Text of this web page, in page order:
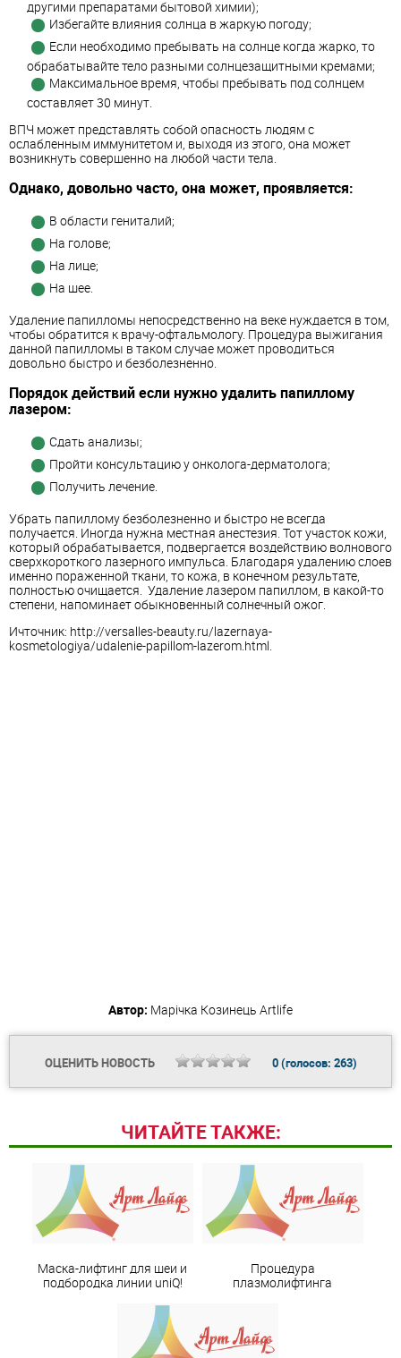
другими препаратами бытовой химии);
Избегайте влияния солнца в жаркую погоду;
Если необходимо пребывать на солнце когда жарко, то
обрабатывайте тело разными солнцезащитными кремами;
Максимальное время, чтобы пребывать под солнцем
составляет 30 минут.
ВПЧ может представлять собой опасность людям с
ослабленным иммунитетом и, выходя из этого, она может
возникнуть совершенно на любой части тела.
Однако, довольно часто, она может, проявляется:
В области гениталий;
На голове;
На лице;
На шее.
Удаление папилломы непосредственно на веке нуждается в том,
чтобы обратится к врачу-офтальмологу. Процедура выжигания
данной папилломы в таком случае может проводиться
довольно быстро и безболезненно.
Порядок действий если нужно удалить папиллому
лазером:
Сдать анализы;
Пройти консультацию у онколога-дерматолога;
Получить лечение.
Убрать папиллому безболезненно и быстро не всегда
получается. Иногда нужна местная анестезия. Тот участок кожи,
который обрабатывается, подвергается воздействию волнового
сверхкороткого лазерного импульса. Благодаря удалению слоев
именно пораженной ткани, то кожа, в конечном результате,
полностью очищается. Удаление лазером папиллом, в какой-то
степени, напоминает обыкновенный солнечный ожог.
Ичточник: http://versalles-beauty.ru/lazernaya-
kosmetologiya/udalenie-papillom-lazerom.html.
Автор: Марічка Козинець Artlife
ОЦЕНИТЬ НОВОСТЬ 0(голосов: 263)
ЧИТАЙТЕ ТАКЖЕ:
Маска-лифтинг для шеи и
подбородка линии uniQ!
Процедура
плазмолифтинга